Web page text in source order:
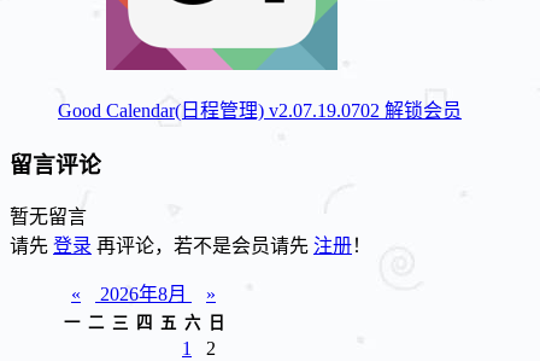
Good Calendar(日程管理) v2.07.19.0702 解锁会员
留言评论
暂无留言
请先 登录 再评论，若不是会员请先 注册！
« 2026年8月 »
一 二 三 四 五 六 日
1
2